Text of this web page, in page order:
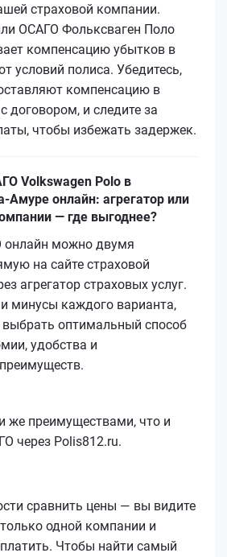
страховой компании.
ОСАГО Фольксваген Поло
компенсацию убытков в
условий полиса. Убедитесь,
компенсацию в
договором, и следите за
чтобы избежать задержек.
Volkswagen Polo в
Амуре онлайн: агрегатор или
— где выгоднее?
можно двумя
на сайте страховой
агрегатор страховых услуг.
минусы каждого варианта,
оптимальный способ
удобства и
же преимуществами, что и
через Polis812.ru.
сравнить цены — вы видите
одной компании и
Чтобы найти самый